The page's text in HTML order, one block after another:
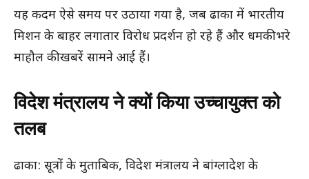
यह कदम ऐसे समय पर उठाया गया है, जब ढाका में भारतीय
मिशन के बाहर लगातार विरोध प्रदर्शन हो रहे हैं और धमकी भरे
माहौल की खबरें सामने आई हैं।
विदेश मंत्रालय ने क्यों किया उच्चायुक्त को
तलब
ढाका: सूत्रों के मुताबिक, विदेश मंत्रालय ने बांग्लादेश के